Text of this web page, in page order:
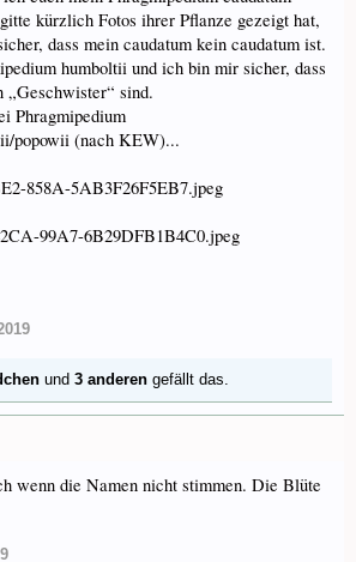
kürzlich Fotos ihrer Pflanze gezeigt hat,
dass mein caudatum kein caudatum ist.
humboltii und ich bin mir sicher, dass
„Geschwister“ sind.
Phragmipedium
popowii (nach KEW)...
und 3 anderen gefällt das.
wenn die Namen nicht stimmen. Die Blüte